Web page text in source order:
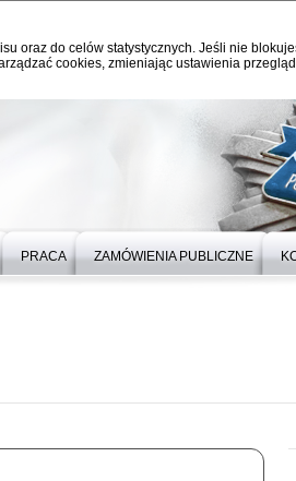
oraz do celów statystycznych. Jeśli nie
cookies, zmieniając ustawienia
PRACA ZAMÓWIENIA PUBLICZNE